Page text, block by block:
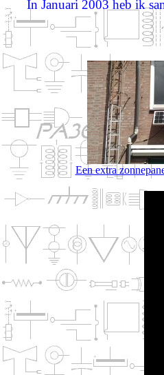
In Januari 2003 heb ik
Een extra